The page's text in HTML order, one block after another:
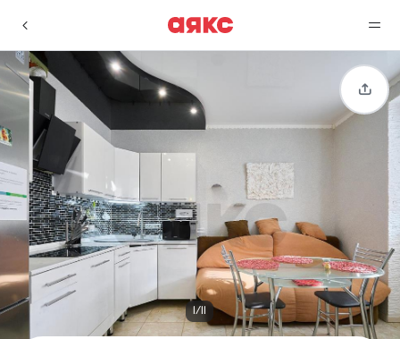
г. Краснодар
Избранное
0 объявлений
Сравнение
0 объявлений
Недвижимость Услуги
1/11